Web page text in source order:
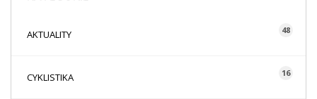
AKTUALITY 48
CYKLISTIKA 16